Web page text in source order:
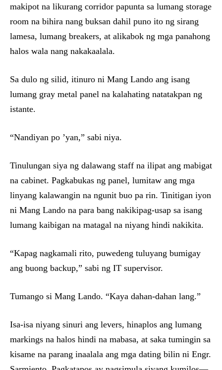
makipot na likurang corridor papunta sa lumang storage
room na bihira nang buksan dahil puno ito ng sirang
lamesa, lumang breakers, at alikabok ng mga panahong
halos wala nang nakakaalala.
Sa dulo ng silid, itinuro ni Mang Lando ang isang
lumang gray metal panel na kalahating natatakpan ng
istante.
“Nandiyan po ’yan,” sabi niya.
Tinulungan siya ng dalawang staff na ilipat ang mabigat
na cabinet. Pagkabukas ng panel, lumitaw ang mga
linyang kalawangin na ngunit buo pa rin. Tinitigan iyon
ni Mang Lando na para bang nakikipag-usap sa isang
lumang kaibigan na matagal na niyang hindi nakikita.
“Kapag nagkamali rito, puwedeng tuluyang bumigay
ang buong backup,” sabi ng IT supervisor.
Tumango si Mang Lando. “Kaya dahan-dahan lang.”
Isa-isa niyang sinuri ang levers, hinaplos ang lumang
markings na halos hindi na mabasa, at saka tumingin sa
kisame na parang inaalala ang mga dating bilin ni Engr.